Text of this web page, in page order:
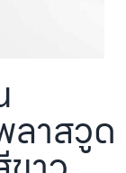
ลาสวูด